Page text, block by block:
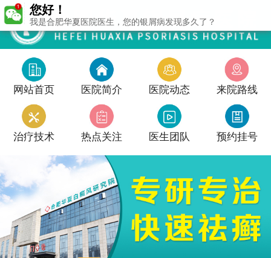
网站首页 医院简介 医院动态 来院路线
治疗技术 热点关注 医生团队 预约挂号
您好！
我是合肥华夏医院医生，您的银屑病发现多久了？